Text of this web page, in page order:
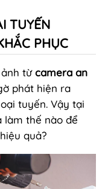
TUYẾN
PHỤC
từcamera an
phát hiện ra
tuyến. Vậy tại
làm thế nào để
quả?